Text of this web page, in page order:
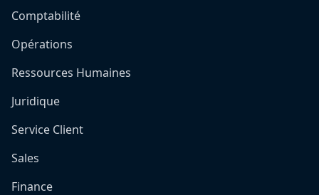
Comptabilité
Opérations
Ressources Humaines
Juridique
Service Client
Sales
Finance